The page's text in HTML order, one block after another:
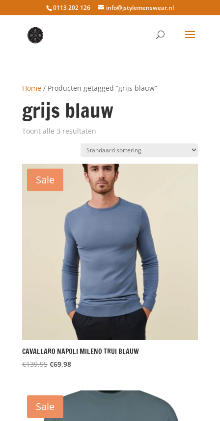
0113 202 126 info@jstylemenswear.nl
Home/ Producten getagged “grijs blauw”
grijs blauw
Toont alle 3 resultaten
Sale
CAVALLARO NAPOLI MILENO TRUI BLAUW
€139,95 Oorspronkelijke
€139,95.
€69,98Huidige
Sale